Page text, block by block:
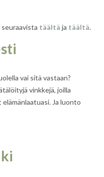
täältä ja täältä.
vai sitä vastaan?
vinkkejä, joilla
elämänlaatuasi. Ja luonto